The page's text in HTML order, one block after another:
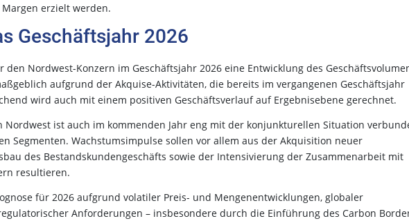
erzielt werden.
Geschäftsjahr 2026
Nordwest-Konzern im Geschäftsjahr 2026 eine Entwicklung des
aufgrund der Akquise-Aktivitäten, die bereits im vergangenen Geschäftsjahr
wird auch mit einem positiven Geschäftsverlauf auf Ergebnisebene gerechnet.
Nordwest ist auch im kommenden Jahr eng mit der konjunkturellen Situation
Segmenten. Wachstumsimpulse sollen vor allem aus der Akquisition neuer
des Bestandskundengeschäfts sowie der Intensivierung der Zusammenarbeit mit
resultieren.
für 2026 aufgrund volatiler Preis- und Mengenentwicklungen, globaler
Anforderungen – insbesondere durch die Einführung des Carbon